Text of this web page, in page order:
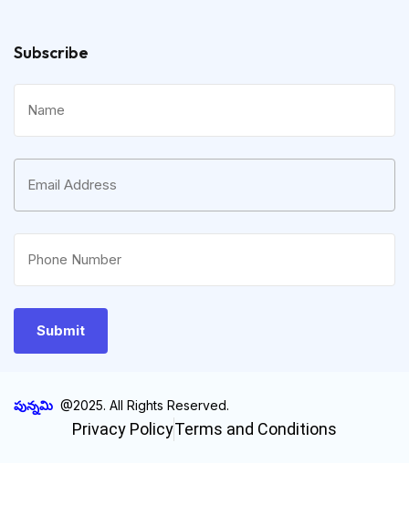
Subscribe
పున్నమి @2025. All Rights Reserved.
Privacy PolicyTerms and Conditions